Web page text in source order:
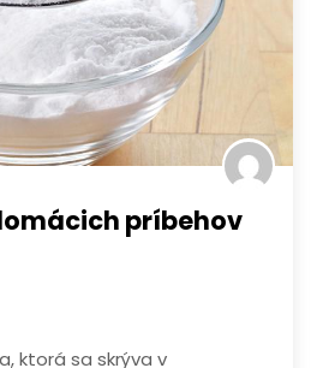
príbehov
ktorá sa skrýva v